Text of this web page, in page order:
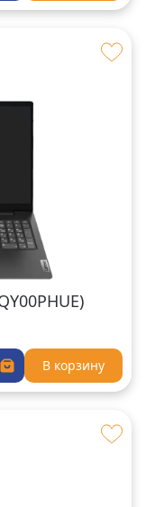
В корзину